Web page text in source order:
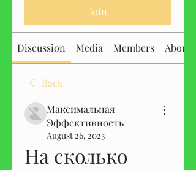
Join
Discussion Media Members About
Back
Максимальная
Эффективность
August 26, 2023
На сколько